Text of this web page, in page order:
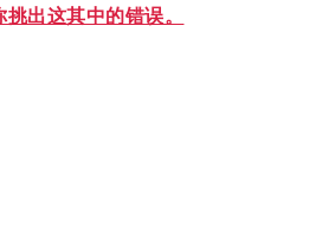
挑出这其中的错误。